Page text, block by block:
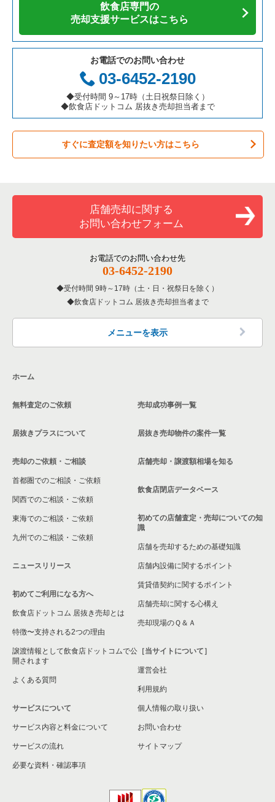
カフェの居抜き売却物件の案件一覧
テイクアウトの居抜き売却物件の案件一覧
お弁当・惣菜・デリの居抜き売却物件の案件一覧
カラオケ・パブ・スナックの居抜き売却物件の案件一覧
バーの居抜き売却物件の案件一覧
居酒屋・ダイニングバーの居抜き売却物件の案件一覧
洋食の居抜き売却物件の案件一覧
その他の居抜き売却物件の案件一覧
愛知県の飲食店の居抜き売却物件の案件一覧
岐阜県の飲食店の居抜き売却物件の案件一覧
三重県の飲食店の居抜き売却物件の案件一覧
千代田区の飲食店の居抜き売却物件の案件一覧
港区の飲食店の居抜き売却物件の案件一覧
足立区の飲食店の居抜き売却物件の案件一覧
板橋区の飲食店の居抜き売却物件の案件一覧
台東区の飲食店の居抜き売却物件の案件一覧
練馬区の飲食店の居抜き売却物件の案件一覧
北区の飲食店の居抜き売却物件の案件一覧
江戸川区の飲食店の居抜き売却物件の案件一覧
墨田区の飲食店の居抜き売却物件の案件一覧
品川区の飲食店の居抜き売却物件の案件一覧
中野区の飲食店の居抜き売却物件の案件一覧
東京23区の焼肉の居抜き売却物件の案件一覧
東京23区の鉄板焼き・お好み焼の居抜き売却物件の案件一覧
東京23区のアジア料理の居抜き売却物件の案件一覧
東京23区のカフェの居抜き売却物件の案件一覧
東京23区のテイクアウトの居抜き売却物件の案件一覧
東京23区のお弁当・惣菜・デリの居抜き売却物件の案件一覧
東京23区のバーの居抜き売却物件の案件一覧
東京23区の居酒屋・ダイニングバーの居抜き売却物件の案件一
東京23区の専門料理の居抜き売却物件の案件一覧
東京23区の和食の居抜き売却物件の案件一覧
東京23区の洋食の居抜き売却物件の案件一覧
千代田区の寿司の居抜き売却物件の案件一覧
千代田区の焼肉の居抜き売却物件の案件一覧
千代田区の鉄板焼き・お好み焼の居抜き売却物件の案件一覧
千代田区のアジア料理の居抜き売却物件の案件一覧
千代田区のカフェの居抜き売却物件の案件一覧
千代田区のテイクアウトの居抜き売却物件の案件一覧
千代田区のバーの居抜き売却物件の案件一覧
千代田区の居酒屋・ダイニングバーの居抜き売却物件の案件一
千代田区の和食の居抜き売却物件の案件一覧
千代田区の洋食の居抜き売却物件の案件一覧
飲食店専門の
売却支援サービスはこちら
お電話でのお問い合わせ
03-6452-2190
◆受付時間 9～17時（土日祝祭日除く）
◆飲食店ドットコム 居抜き売却担当者まで
すぐに査定額を知りたい方はこちら
店舗売却に関する
お問い合わせフォーム
お電話でのお問い合わせ先
03-6452-2190
受付時間 9時～17時（土・日・祝祭日を除く）
飲食店ドットコム 居抜き売却担当者まで
メニューを表示
ホーム
無料査定のご依頼
居抜きプラスについて
売却のご依頼・ご相談
首都圏でのご相談・ご依頼
関西でのご相談・ご依頼
東海でのご相談・ご依頼
九州でのご相談・ご依頼
ニュースリリース
初めてご利用になる方へ
飲食店ドットコム 居抜き売却とは
特徴〜支持される2つの理由
譲渡情報として飲食店ドットコムで公
開されます
よくある質問
サービスについて
サービス内容と料金について
サービスの流れ
必要な資料・確認事項
売却成功事例一覧
居抜き売却物件の案件一覧
店舗売却・譲渡額相場を知る
飲食店閉店データベース
初めての店舗査定・売却についての知
識
店舗を売却するための基礎知識
店舗内設備に関するポイント
賃貸借契約に関するポイント
店舗売却に関する心構え
売却現場のＱ＆Ａ
［当サイトについて］
運営会社
利用規約
個人情報の取り扱い
お問い合わせ
サイトマップ